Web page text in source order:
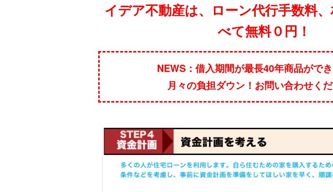
イデア不動産は、ローン代行手数料
べて無料０円！
NEWS：借入期間が最長40年商品ができ
月々の負担ダウン！お問い合わせくだ